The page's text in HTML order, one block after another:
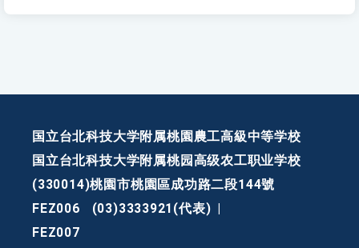
国立台北科技大学附属桃園農工高級中等学校
国立台北科技大学附属桃园高级农工职业学校
(330014)桃園市桃園區成功路二段144號
FEZ006
(03)3333921(代表) |
FEZ007